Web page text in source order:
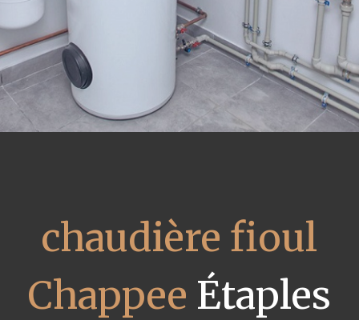
chaudière fioul
Chappee Étaples